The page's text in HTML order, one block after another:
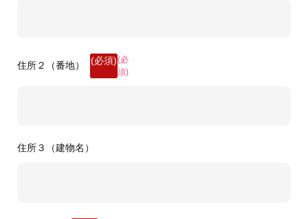
住所２（番地）
(必
須)
住所３（建物名）